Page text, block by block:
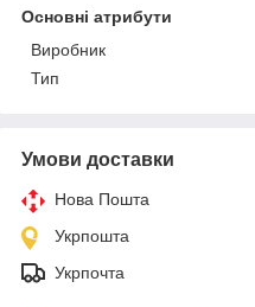
Основні атрибути
Виробник
Тип
Умови доставки
Нова Пошта
Укрпошта
Укрпочта